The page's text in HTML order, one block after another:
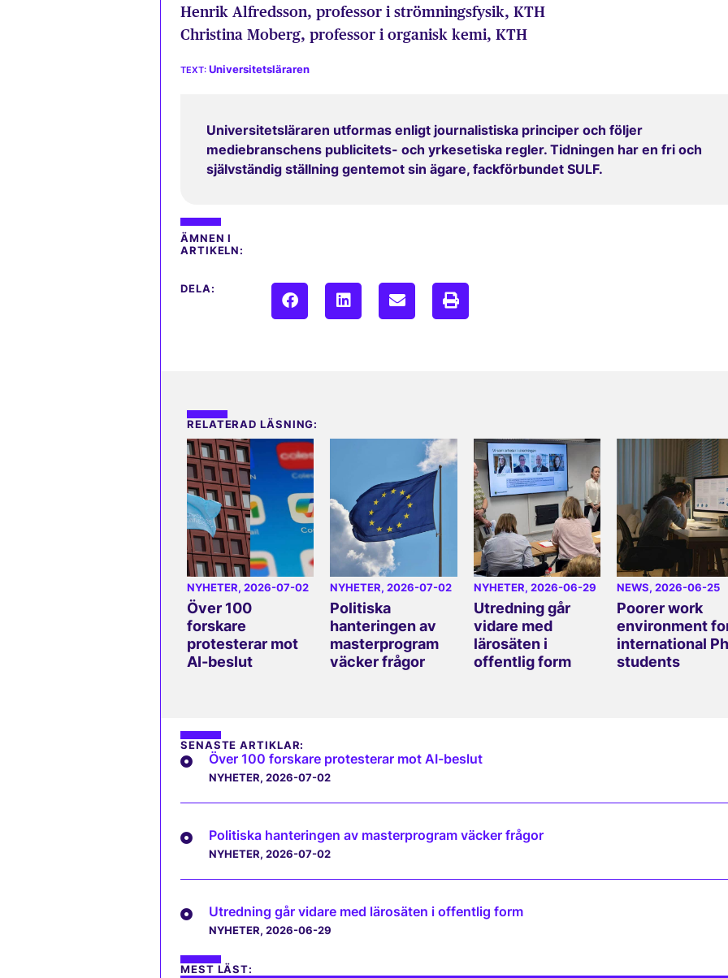
Henrik Alfredsson, professor i strömningsfysik, KTH
Christina Moberg, professor i organisk kemi, KTH
Universitetsläraren
Universitetsläraren utformas enligt journalistiska principer och följer
mediebranschens publicitets- och yrkesetiska regler. Tidningen har en fri och
självständig ställning gentemot sin ägare, fackförbundet SULF.
ÄMNEN I
ARTIKELN:
DELA:
RELATERAD LÄSNING:
NYHETER, 2026-07-02
Över 100
forskare
protesterar mot
AI-beslut
NYHETER, 2026-07-02
Politiska
hanteringen av
masterprogram
väcker frågor
NYHETER, 2026-06-29
Utredning går
vidare med
lärosäten i
offentlig form
NEWS, 2026-06-25
Poorer work
environment
international
students
SENASTE ARTIKLAR:
Över 100 forskare protesterar mot AI-beslut
NYHETER, 2026-07-02
Politiska hanteringen av masterprogram väcker frågor
NYHETER, 2026-07-02
Utredning går vidare med lärosäten i offentlig form
NYHETER, 2026-06-29
MEST LÄST: